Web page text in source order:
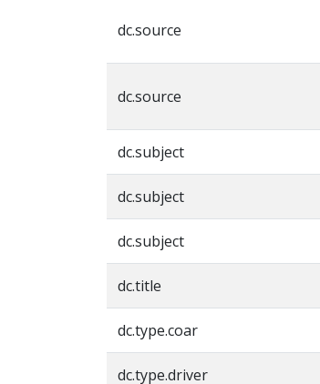
dc.source
dc.source
dc.subject
dc.subject
dc.subject
dc.title
dc.type.coar
dc.type.driver